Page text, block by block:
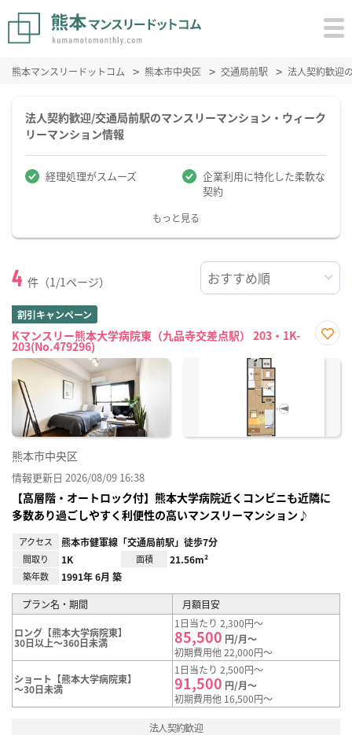
熊本マンスリードットコム 熊本市中央区 交通局前駅 法人契約歓迎
法人契約歓迎/交通局前駅のマンスリーマンション・ウィーク
リーマンション情報
経理処理がスムーズ
企業利用に特化した柔軟な
契約
もっと見る
4 件（1/1ページ）
割引キャンペーン
Kマンスリー熊本大学病院東（九品寺交差点駅） 203・1K-
203(No.479296)
に入
熊本市中央区
情報更新日 2026/08/09 16:38
【高層階・オートロック付】熊本大学病院近くコンビニも近隣に
多数あり過ごしやすく利便性の高いマンスリーマンション♪
アクセス 熊本市健軍線「交通局前駅」徒歩7分
間取り 1K 面積 21.56m²
築年数 1991年 6月 築
プラン名・期間 月額目安
ロング【熊本大学病院東】
30日以上～360日未満
1日当たり 2,300円～
85,500 円/月～
初期費用他 22,000円～
ショート【熊本大学病院東】
～30日未満
1日当たり 2,500円～
91,500 円/月～
初期費用他 16,500円～
法人契約歓迎